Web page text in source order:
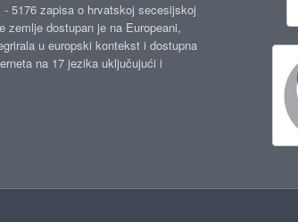
5176 zapisa o hrvatskoj secesijskoj
zemlje dostupan je na Europeani,
u europski kontekst i dostupna
na 17 jezika uključujući i